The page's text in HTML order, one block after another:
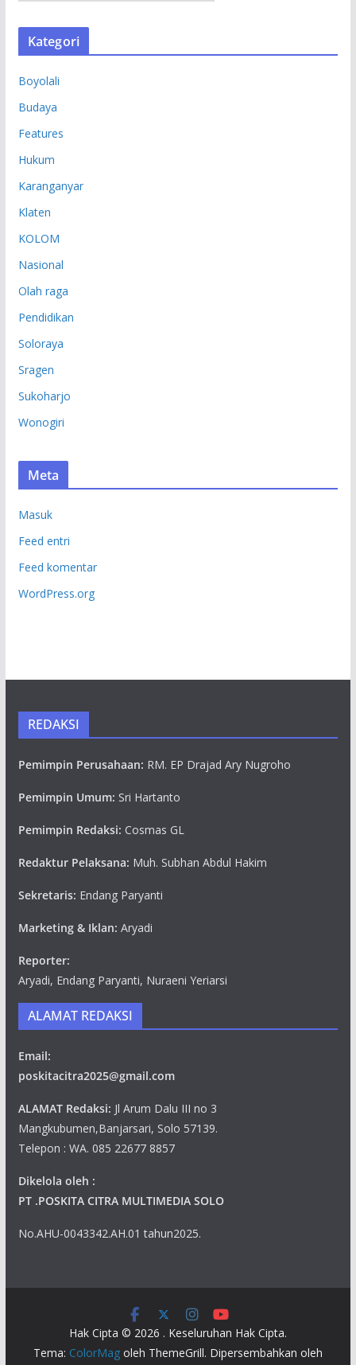
R
S
Kategori
Boyolali
Budaya
Features
Hukum
Karanganyar
Klaten
KOLOM
Nasional
Olah raga
Pendidikan
Soloraya
Sragen
Sukoharjo
Wonogiri
Meta
Masuk
Feed entri
Feed komentar
WordPress.org
REDAKSI
Pemimpin Perusahaan: RM. EP Drajad Ary Nugroho
Pemimpin Umum: Sri Hartanto
Pemimpin Redaksi: Cosmas GL
Redaktur Pelaksana: Muh. Subhan Abdul Hakim
Sekretaris: Endang Paryanti
Marketing & Iklan: Aryadi
Reporter:
Aryadi, Endang Paryanti, Nuraeni Yeriarsi
ALAMAT REDAKSI
Email:
poskitacitra2025@gmail.com
ALAMAT Redaksi: Jl Arum Dalu III no 3
Mangkubumen,Banjarsari, Solo 57139.
Telepon : WA. 085 22677 8857
Dikelola oleh :
PT .POSKITA CITRA MULTIMEDIA SOLO
No.AHU-0043342.AH.01 tahun2025.
Hak Cipta © 2026 . Keseluruhan Hak Cipta.
Tema: ColorMagoleh ThemeGrill. Dipersembahkan oleh